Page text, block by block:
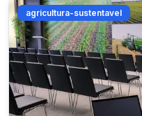
agricultura-sustentavel